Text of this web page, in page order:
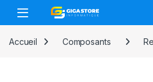
Skip to navigation
Skip to content
Accueil Composants